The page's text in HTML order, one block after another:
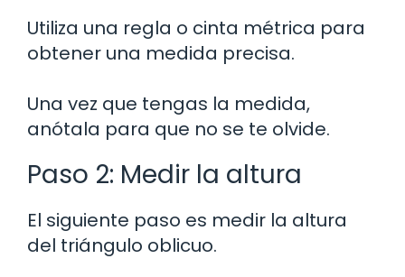
Utiliza una regla o cinta métrica para
obtener una medida precisa.
Una vez que tengas la medida,
anótala para que no se te olvide.
Paso 2: Medir la altura
El siguiente paso es medir la altura
del triángulo oblicuo.